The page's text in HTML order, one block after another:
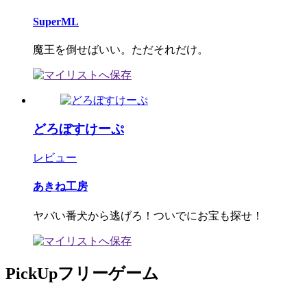
SuperML
魔王を倒せばいい。ただそれだけ。
どろぼすけーぷ
レビュー
あきね工房
ヤバい番犬から逃げろ！ついでにお宝も探せ！
PickUpフリーゲーム